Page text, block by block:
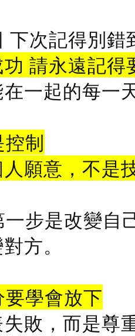
下次記得別錯
請永遠記得
一起的每一
制
願意，不是
步是改變自
方。
學會放下
敗，而是尊